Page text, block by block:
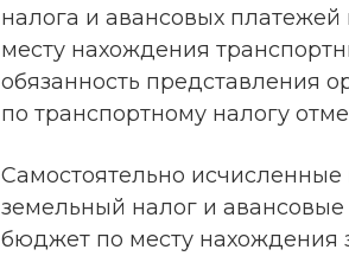
налога и авансовых
месту нахождения
обязанность представления
по транспортному налогу
Самостоятельно
земельный налог и
бюджет по месту нахождения